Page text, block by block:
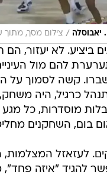
יאבוסלה / צילום מסך, מתוך
ביציע. לא יעזור, הם
להם מול
קשה לסמוך על
כרגיל, היה
מוסדרות, כל מגע
בום, השחקנים
לעזאזל
להגיד "איזה